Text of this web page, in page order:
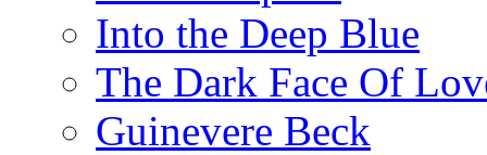
Into the Deep Blue
The Dark Face Of
Guinevere Beck